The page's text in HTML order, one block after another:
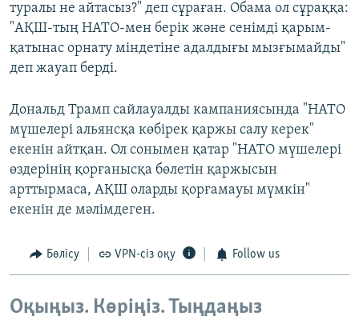
туралы не айтасыз?" деп сұраған. Обама ол сұраққа:
"АҚШ-тың НАТО-мен берік және сенімді қарым-
қатынас орнату міндетіне адалдығы мызғымайды"
деп жауап берді.
Дональд Трамп сайлауалды кампаниясында "НАТО
мүшелері альянсқа көбірек қаржы салу керек"
екенін айтқан. Ол сонымен қатар "НАТО мүшелері
өздерінің қорғанысқа бөлетін қаржысын
арттырмаса, АҚШ оларды қорғамауы мүмкін"
екенін де мәлімдеген.
Бөлісу VPN-сіз оқу Follow us
Оқыңыз. Көріңіз. Тыңдаңыз